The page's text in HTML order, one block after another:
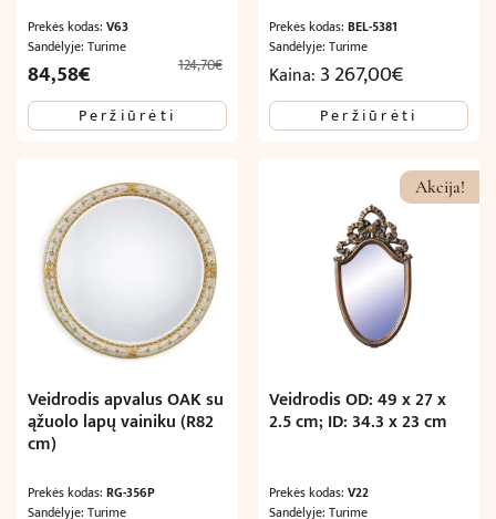
Prekės kodas: V63
Sandėlyje: Turime
124,70€
Original
price
was:
84,58€
price
is:
Peržiūrėti
Prekės kodas:BEL-5381
Sandėlyje: Turime
Kaina: 3 267,00€
Peržiūrėti
Veidrodis apvalus OAK su
ąžuolo lapų vainiku (R82
cm)
Prekės kodas: RG-356P
Sandėlyje: Turime
Akcija!
Veidrodis OD: 49 x 27 x
2.5 cm; ID: 34.3 x 23 cm
Prekės kodas:V22
Sandėlyje: Turime